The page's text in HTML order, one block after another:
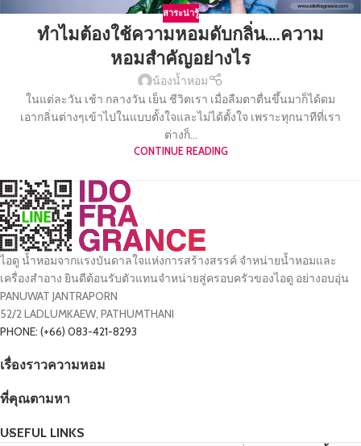
สาระน่ารู้
ทำไมต้องใช้ความหอมดับกลิ่น….ความ
หอมสำคัญอย่างไร
น้องน้ำหอม
ในแต่ละวัน เช้า กลางวัน เย็น ชีวิตเรา เมื่อลืมตาตื่นขึ้นมาก็ได้ดม
เอากลิ่นต่างๆเข้าไปในแบบตั้งใจและไม่ได้ตั้งใจ เพราะทุกนาทีที่เรา
ต่างก็...
CONTINUE READING
ไอดู น้ำหอมจากแรงบันดาลใจแห่งการสร้างสรรค์ จำหน่ายน้ำหอมและ
เครื่องสำอาง ยินดีต้อนรับตัวแทนจำหน่ายสู่ครอบครัวของไอดู อย่างอบอุ่น
PANUWAT JANTRAPORN
52/2 LADLUMKAEW, PATHUMTHANI
PHONE: (+66) 083-421-8293
เรื่องราวความหอม
ที่คุณตามหา
USEFUL LINKS